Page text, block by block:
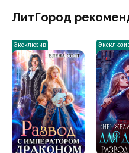
ЛитГород
Эксклюзив